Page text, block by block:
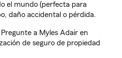
el mundo (perfecta para
daño accidental o pérdida.
a Myles Adair en
de seguro de propiedad